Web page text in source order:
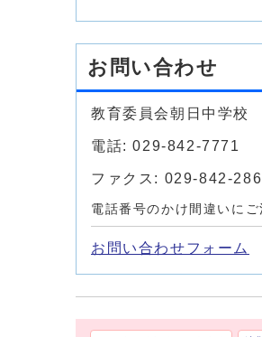
お問い合わせ
教育委員会朝日中学校
電話: 029-842-7771
ファクス: 029-842-
電話番号のかけ間違いにご
お問い合わせフォーム